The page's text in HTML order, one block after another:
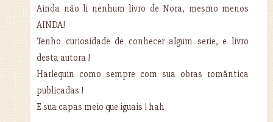
Ainda não li nenhum livro de Nora, mesmo menos
AINDA!
Tenho curiosidade de conhecer algum serie, e livro
desta autora !
Harlequin como sempre com sua obras romântica
publicadas !
E sua capas meio que iguais ! hah